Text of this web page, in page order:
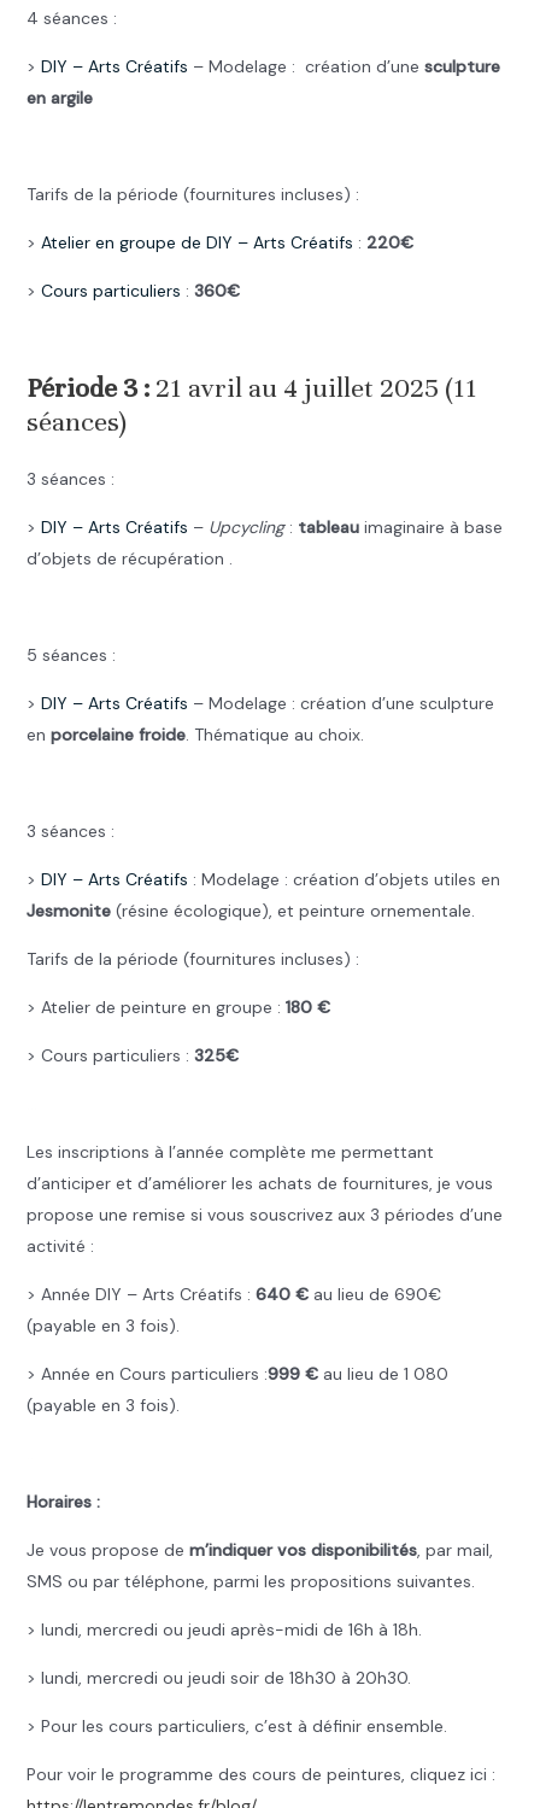
4 séances :
> DIY – Arts Créatifs – Modelage : création d’une sculpture
en argile
Tarifs de la période (fournitures incluses) :
> Atelier en groupe de DIY – Arts Créatifs : 220€
> Cours particuliers : 360€
Période 3 :21 avril au 4 juillet 2025 (11
séances)
3 séances :
> DIY – Arts Créatifs – Upcycling: tableauimaginaire à base
d’objets de récupération .
5 séances :
> DIY – Arts Créatifs – Modelage : création d’une sculpture
en porcelaine froide. Thématique au choix.
3 séances :
> DIY – Arts Créatifs : Modelage : création d’objets utiles en
Jesmonite(résine écologique), et peinture ornementale.
Tarifs de la période (fournitures incluses) :
> Atelier de peinture en groupe : 180 €
> Cours particuliers : 325€
Les inscriptions à l’année complète me permettant
d’anticiper et d’améliorer les achats de fournitures, je vous
propose une remise si vous souscrivez aux 3 périodes d’une
activité :
> Année DIY – Arts Créatifs : 640 €au lieu de 690€
(payable en 3 fois).
> Année en Cours particuliers :999 € au lieu de 1 080
(payable en 3 fois).
Horaires :
Je vous propose de m’indiquer vos disponibilités, par mail,
SMS ou par téléphone, parmi les propositions suivantes.
> lundi, mercredi ou jeudi après-midi de 16h à 18h.
> lundi, mercredi ou jeudi soir de 18h30 à 20h30.
> Pour les cours particuliers, c’est à définir ensemble.
Pour voir le programme des cours de peintures, cliquez ici :